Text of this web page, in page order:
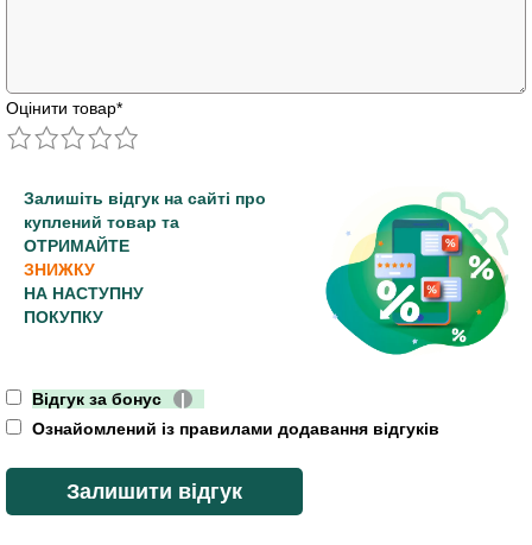
Оцінити товар*
Залишіть відгук на сайті про
куплений товар та
ОТРИМАЙТЕ
ЗНИЖКУ
НА НАСТУПНУ
ПОКУПКУ
Відгук за бонус
|
Ознайомлений із правилами додавання відгуків